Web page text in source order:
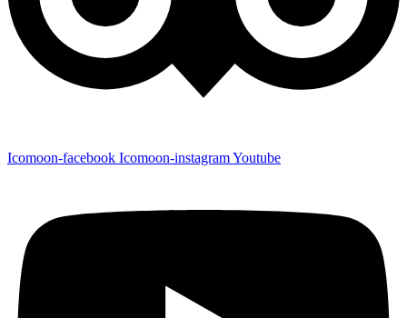
Icomoon-facebook Icomoon-instagramYoutube